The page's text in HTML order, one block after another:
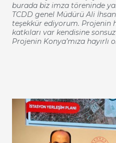
burada biz imza töreninde
TCDD genel Müdürü Ali
teşekkür ediyorum. Projenin
katkıları var kendisine
Projenin Konya’mıza hayırlı